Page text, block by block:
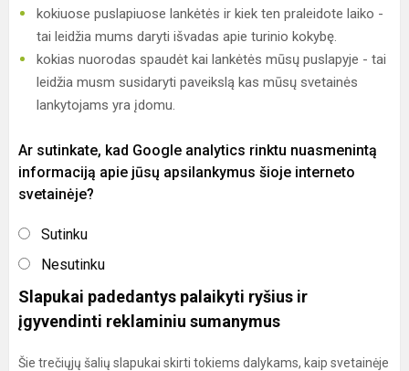
kokiuose puslapiuose lankėtės ir kiek ten praleidote laiko -
tai leidžia mums daryti išvadas apie turinio kokybę.
kokias nuorodas spaudėt kai lankėtės mūsų puslapyje - tai
leidžia musm susidaryti paveikslą kas mūsų svetainės
lankytojams yra įdomu.
Ar sutinkate, kad Google analytics rinktu nuasmenintą
informaciją apie jūsų apsilankymus šioje interneto
svetainėje?
Sutinku
Nesutinku
Slapukai padedantys palaikyti ryšius ir
įgyvendinti reklaminiu sumanymus
Šie trečiųjų šalių slapukai skirti tokiems dalykams, kaip svetainėje